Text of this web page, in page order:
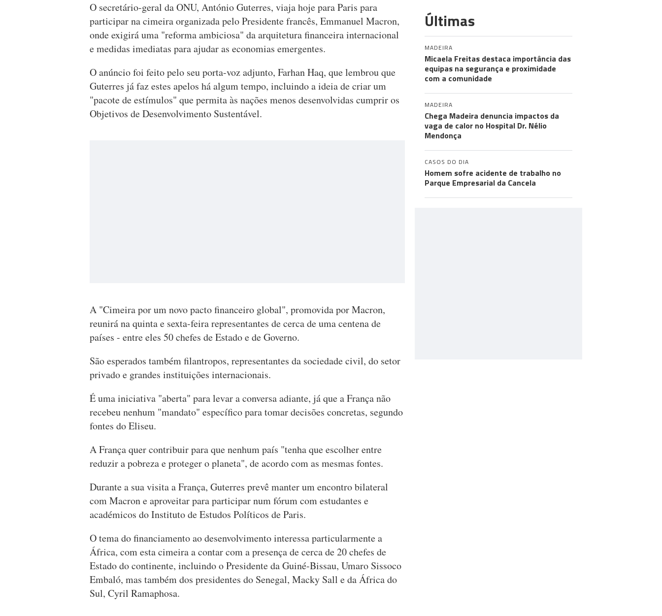
O secretário-geral da ONU, António Guterres, viaja hoje para Paris para
participar na cimeira organizada pelo Presidente francês, Emmanuel Macron,
onde exigirá uma "reforma ambiciosa" da arquitetura financeira internacional
e medidas imediatas para ajudar as economias emergentes.
O anúncio foi feito pelo seu porta-voz adjunto, Farhan Haq, que lembrou que
Guterres já faz estes apelos há algum tempo, incluindo a ideia de criar um
"pacote de estímulos" que permita às nações menos desenvolvidas cumprir os
Objetivos de Desenvolvimento Sustentável.
A "Cimeira por um novo pacto financeiro global", promovida por Macron,
reunirá na quinta e sexta-feira representantes de cerca de uma centena de
países - entre eles 50 chefes de Estado e de Governo.
São esperados também filantropos, representantes da sociedade civil, do setor
privado e grandes instituições internacionais.
É uma iniciativa "aberta" para levar a conversa adiante, já que a França não
recebeu nenhum "mandato" específico para tomar decisões concretas, segundo
fontes do Eliseu.
A França quer contribuir para que nenhum país "tenha que escolher entre
reduzir a pobreza e proteger o planeta", de acordo com as mesmas fontes.
Durante a sua visita a França, Guterres prevê manter um encontro bilateral
com Macron e aproveitar para participar num fórum com estudantes e
académicos do Instituto de Estudos Políticos de Paris.
O tema do financiamento ao desenvolvimento interessa particularmente a
África, com esta cimeira a contar com a presença de cerca de 20 chefes de
Estado do continente, incluindo o Presidente da Guiné-Bissau, Umaro Sissoco
Embaló, mas também dos presidentes do Senegal, Macky Sall e da África do
Sul, Cyril Ramaphosa.
Últimas
MADEIRA
Micaela Freitas destaca importância das
equipas na segurança e proximidade
com a comunidade
MADEIRA
Chega Madeira denuncia impactos da
vaga de calor no Hospital Dr. Nélio
Mendonça
CASOS DO DIA
Homem sofre acidente de trabalho no
Parque Empresarial da Cancela